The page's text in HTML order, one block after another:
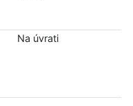
Na úvrati